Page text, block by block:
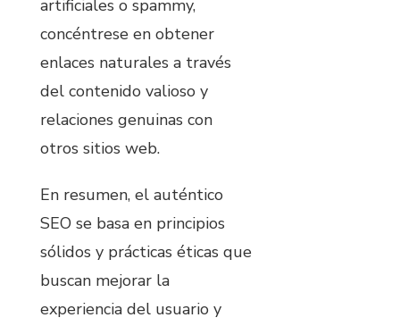
artificiales o spammy,
concéntrese en obtener
enlaces naturales a través
del contenido valioso y
relaciones genuinas con
otros sitios web.
En resumen, el auténtico
SEO se basa en principios
sólidos y prácticas éticas que
buscan mejorar la
experiencia del usuario y